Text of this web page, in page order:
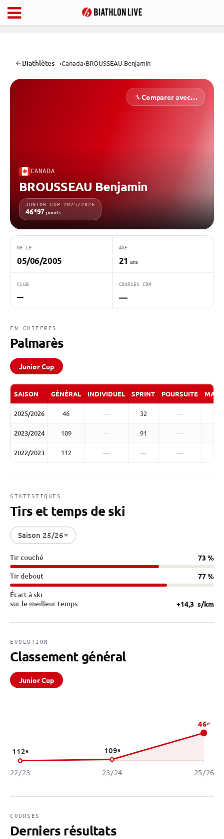
Biathlètes ›Canada›BROUSSEAU Benjamin
CANADA
BROUSSEAU Benjamin
JUNIOR CUP 2025/2026
46e97 points
Comparer avec…
NÉ LE
05/06/2005
ÂGE
21 ans
CLUB
—
COURSES CDM
—
EN CHIFFRES
Palmarès
Junior Cup
SAISON GÉNÉRAL INDIVIDUEL SPRINT POURSUITE
2025/2026 46 — 32 —
2023/2024 109 — 91 —
2022/2023 112 — — —
STATISTIQUES
Tirs et temps de ski
Saison 25/26
Tir couché 73 %
Tir debout 77 %
Écart à ski
sur le meilleur temps
+14,3 s/km
EVOLUTION
Classement général
Junior Cup
112e
22/23
109e
23/24
46e
25/26
COURSES
Derniers résultats